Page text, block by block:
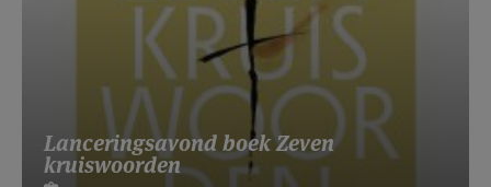
Lanceringsavond boek Zeven
kruiswoorden